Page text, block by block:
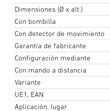
Dimensiones (Ø x alt.)
Con bombilla
Con detector de movimiento
Garantía de fabricante
Configuración mediante
Con mando a distancia
Variante
UE1, EAN
Aplicación, lugar